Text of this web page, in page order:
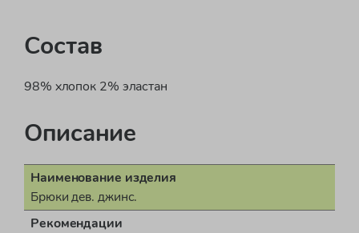
Состав
98% хлопок 2% эластан
Описание
Наименование изделия
Брюки дев. джинс.
Рекомендации